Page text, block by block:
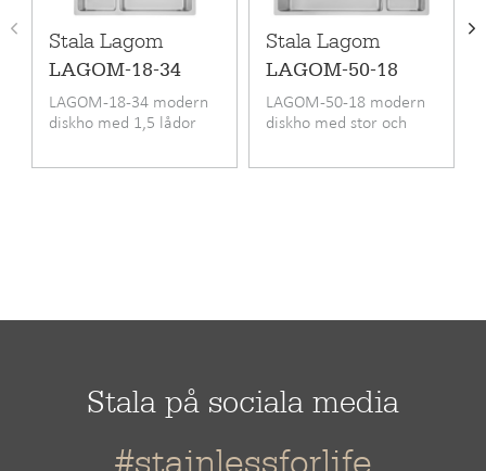
Planlimning
Bänkskåpets
minimibredd cm
Längd
740 mm
Bredd
440 mm
Stala Lagom
LAGOM-18-34
LAGOM-18-34 modern
diskho med 1,5 lådor
Stala Lagom
LAGOM-50-18
LAGOM-50-18 modern
diskho med stor och
Stala på sociala media